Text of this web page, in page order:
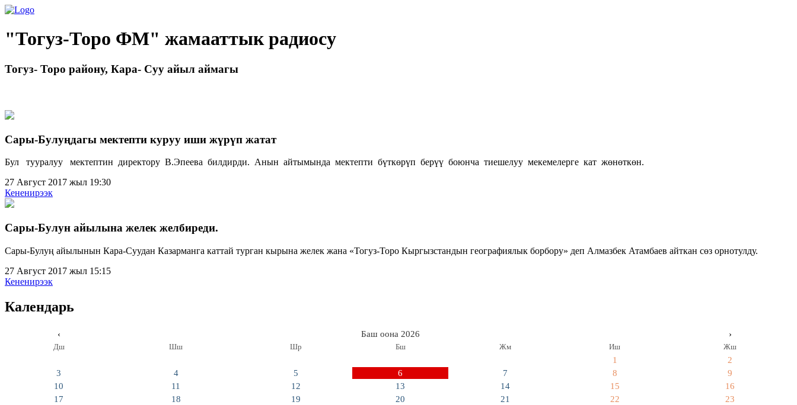
"Тогуз-Торо ФМ" жамааттык радиосу
Тогуз- Торо району, Кара- Суу айыл аймагы
Сары-Булуңдагы мектепти куруу иши жүрүп жатат
Бул тууралуу мектептин директору В.Эпеева билдирди. Анын айтымында мектепти бүткөрүп берүү боюнча тиешелуу мекемелерге кат жөнөткөн.
27 Август 2017 жыл 19:30
Кененирээк
Сары-Булун айылына желек желбиреди.
Сары-Булуң айылынын Кара-Суудан Казарманга каттай турган кырына желек жана «Тогуз-Торо Кыргызстандын географиялык борбору» деп Алмазбек Атамбаев айткан сөз орнотулду.
27 Август 2017 жыл 15:15
Кененирээк
Календарь
‹ Баш оона 2026 ›
Дш Шш Шр Бш Жм Иш Жш
1
2
3
4 5 6 7 8
9
10
11 12 13 14 15
16
17
18 19 20 21 22
23